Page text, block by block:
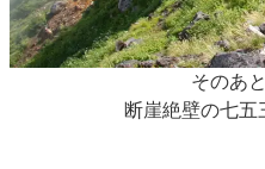
そのあ
断崖絶壁の七五